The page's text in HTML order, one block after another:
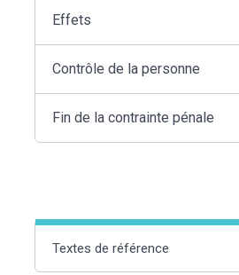
Effets
Contrôle de la personne
Fin de la contrainte pénale
Textes de référence